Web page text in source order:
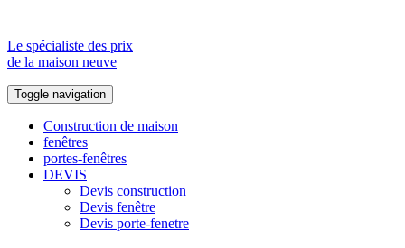
Le spécialiste des prix
de la maison neuve
Toggle navigation
Construction de maison
fenêtres
portes-fenêtres
DEVIS
Devis construction
Devis fenêtre
Devis porte-fenetre